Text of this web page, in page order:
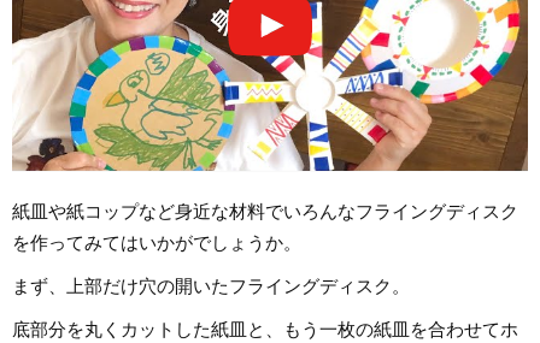
紙皿や紙コップなど身近な材料でいろんなフライングディスク
を作ってみてはいかがでしょうか。
まず、上部だけ穴の開いたフライングディスク。
底部分を丸くカットした紙皿と、もう一枚の紙皿を合わせてホ